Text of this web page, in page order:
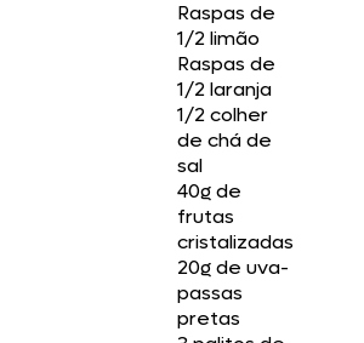
Raspas de
1/2 limão
Raspas de
1/2 laranja
1/2 colher
de chá de
sal
40g de
frutas
cristalizadas
20g de uva-
passas
pretas